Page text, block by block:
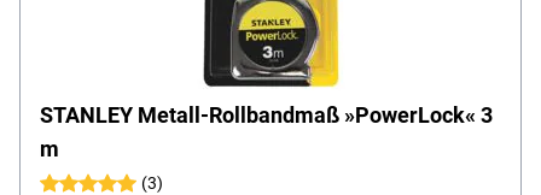
STANLEY Metall-Rollbandmaß »PowerLock« 3
m
(3)